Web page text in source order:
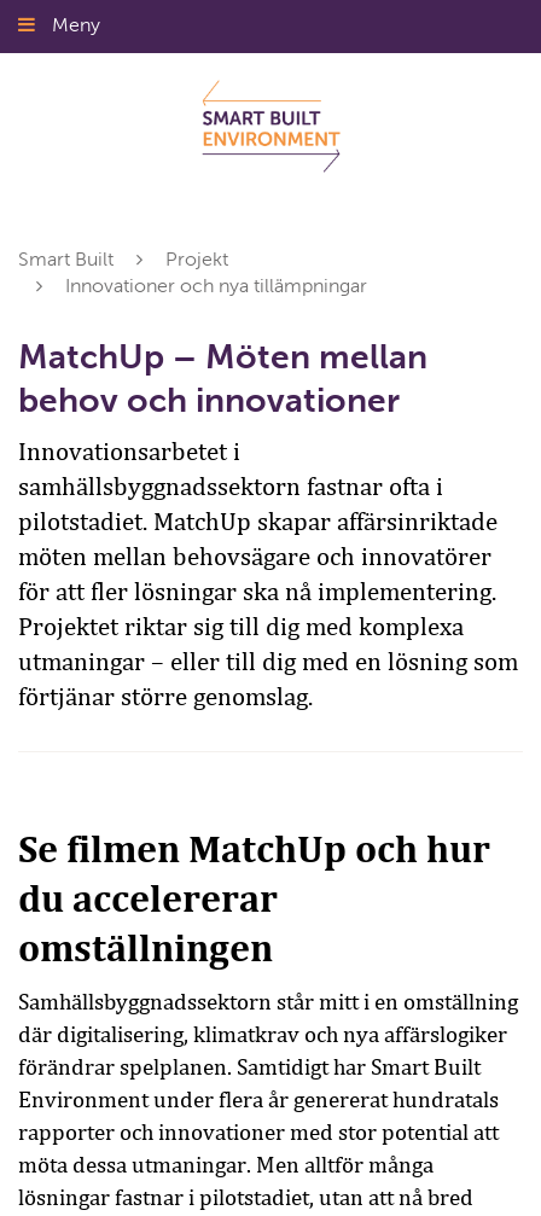
Gå
till
Meny
Smart Built
Projekt
Innovationer och nya tillämpningar
MatchUp – Möten mellan
behov och innovationer
Innovationsarbetet i
samhällsbyggnadssektorn fastnar ofta i
pilotstadiet. MatchUp skapar affärsinriktade
möten mellan behovsägare och innovatörer
för att fler lösningar ska nå implementering.
Projektet riktar sig till dig med komplexa
utmaningar – eller till dig med en lösning som
förtjänar större genomslag.
Se filmen MatchUp och hur
du accelererar
omställningen
Samhällsbyggnadssektorn står mitt i en omställning
där digitalisering, klimatkrav och nya affärslogiker
förändrar spelplanen. Samtidigt har Smart Built
Environment under flera år genererat hundratals
rapporter och innovationer med stor potential att
möta dessa utmaningar. Men alltför många
lösningar fastnar i pilotstadiet, utan att nå bred